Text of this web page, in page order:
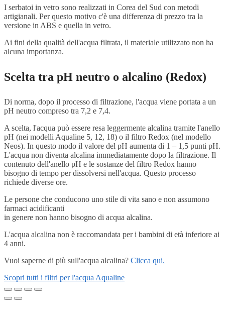
I serbatoi in vetro sono realizzati in Corea del Sud con metodi
artigianali. Per questo motivo c'è una differenza di prezzo tra la
versione in ABS e quella in vetro.
Ai fini della qualità dell'acqua filtrata, il materiale utilizzato non ha
alcuna importanza.
Scelta tra pH neutro o alcalino (Redox)
Di norma, dopo il processo di filtrazione, l'acqua viene portata a un
pH neutro compreso tra 7,2 e 7,4.
A scelta, l'acqua può essere resa leggermente alcalina tramite l'anello
pH (nei modelli Aqualine 5, 12, 18) o il filtro Redox (nel modello
Neos). In questo modo il valore del pH aumenta di 1 – 1,5 punti pH.
L'acqua non diventa alcalina immediatamente dopo la filtrazione. Il
contenuto dell'anello pH e le sostanze del filtro Redox hanno
bisogno di tempo per dissolversi nell'acqua. Questo processo
richiede diverse ore.
Le persone che conducono uno stile di vita sano e non assumono
farmaci acidificanti
in genere non hanno bisogno di acqua alcalina.
L'acqua alcalina non è raccomandata per i bambini di età inferiore ai
4 anni.
Vuoi saperne di più sull'acqua alcalina? Clicca qui.
Scopri tutti i filtri per l'acqua Aqualine